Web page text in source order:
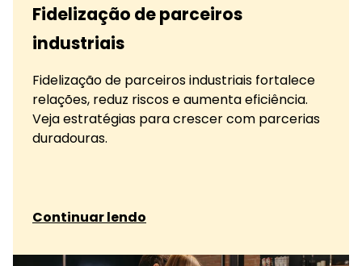
Fidelização de parceiros
industriais
Fidelização de parceiros industriais fortalece
relações, reduz riscos e aumenta eficiência.
Veja estratégias para crescer com parcerias
duradouras.
Continuar lendo